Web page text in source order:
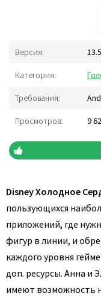
Версия:
Категория:
Требования:
Просмотров: 9
Disney Холодное
пользующихся
приложений, где
фигур в линии, и
каждого уровня
доп. ресурсы. Анна и
имеют возможность